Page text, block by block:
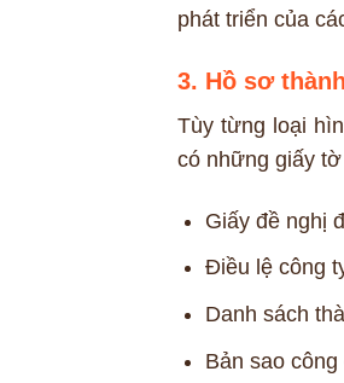
phát triển của
3. Hồ sơ
Tùy từng loại
có những giấy
Giấy đề nghị
Điều lệ công
Danh sách
Bản sao